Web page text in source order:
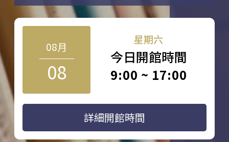
08月
08
星期六
今日開館時間
9:00 ~ 17:00
詳細開館時間